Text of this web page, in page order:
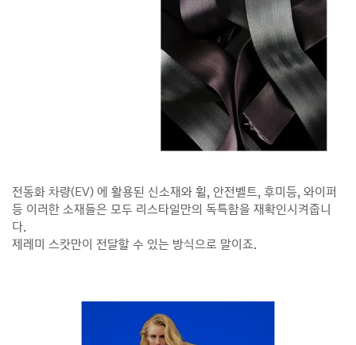
전동화 차량(EV) 에 활용된 신소재와 휠, 안전벨트, 후미등, 와이퍼
등 이러한 소재들은 모두 리스타일만의 독특함을 재확인시켜줍니
다.
제레미 스캇만이 전달할 수 있는 방식으로 말이죠.